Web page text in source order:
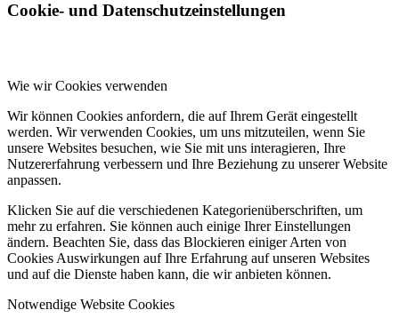
Cookie- und Datenschutzeinstellungen
Wie wir Cookies verwenden
Wir können Cookies anfordern, die auf Ihrem Gerät eingestellt
werden. Wir verwenden Cookies, um uns mitzuteilen, wenn Sie
unsere Websites besuchen, wie Sie mit uns interagieren, Ihre
Nutzererfahrung verbessern und Ihre Beziehung zu unserer Website
anpassen.
Klicken Sie auf die verschiedenen Kategorienüberschriften, um
mehr zu erfahren. Sie können auch einige Ihrer Einstellungen
ändern. Beachten Sie, dass das Blockieren einiger Arten von
Cookies Auswirkungen auf Ihre Erfahrung auf unseren Websites
und auf die Dienste haben kann, die wir anbieten können.
Notwendige Website Cookies